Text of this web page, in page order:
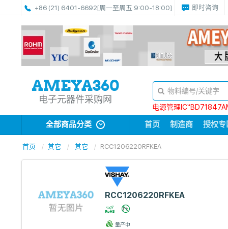
+86 (21) 6401-6692[周一至周五 9:00-18:00] 即时咨询
电子元器件采购网
电源管理
全部商品分类 首页 制造商 授权专
首页 其它 其它 RCC1206220RFKEA
RCC1206220RFKEA
量产中